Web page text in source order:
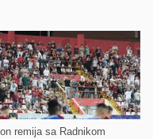
remija sa Radnikom